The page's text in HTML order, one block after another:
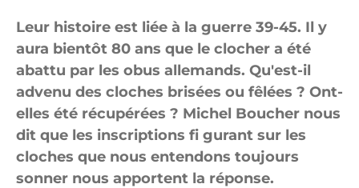
Leur histoire est liée à la guerre 39-45. Il y
aura bientôt 80 ans que le clocher a été
abattu par les obus allemands. Qu'est-il
advenu des cloches brisées ou fêlées ? Ont-
elles été récupérées ? Michel Boucher nous
dit que les inscriptions ﬁ gurant sur les
cloches que nous entendons toujours
sonner nous apportent la réponse.